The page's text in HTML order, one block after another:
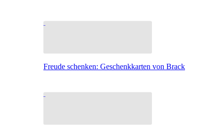
Freude schenken: Geschenkkarten von Brack